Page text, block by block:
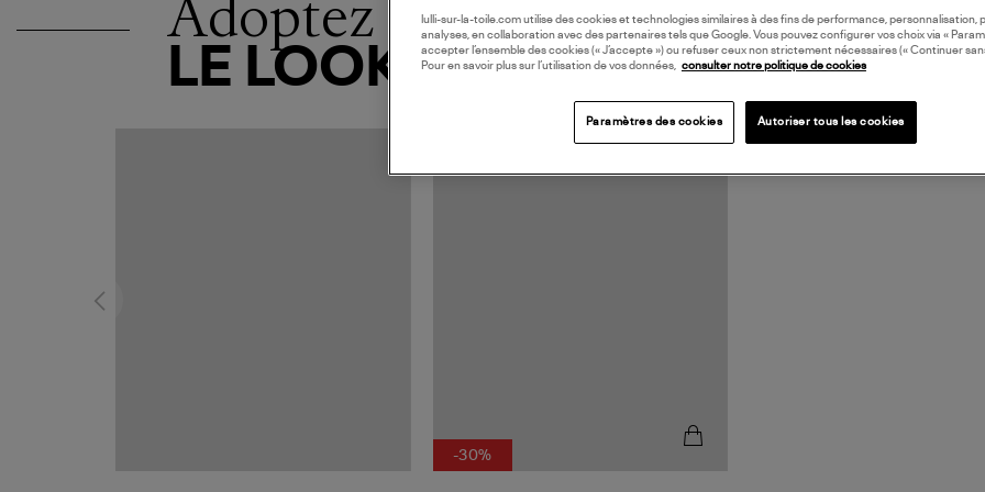
Adoptez
LE LOOK
-30%
lulli-sur-la-toile.com utilise des cookies et technologies similaires à des fins de performance, personnalisation,
analyses, en collaboration avec des partenaires tels que Google. Vous pouvez configurer vos choix via «
accepter l’ensemble des cookies (« J’accepte ») ou refuser ceux non strictement nécessaires (« Continuer
Pour en savoir plus sur l’utilisation de vos données, consulter notre politique de cookies
Paramètres des cookies Autoriser tous les cookies